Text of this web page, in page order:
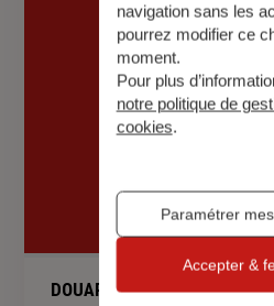
DOUARIN FABRICE
navigation sans les
pourrez modifier ce
moment.
Pour plus
notre politique de
cookies.
Paramétrer
Accepter &